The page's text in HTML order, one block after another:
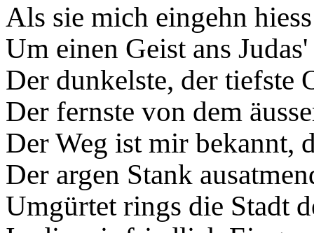
Als sie mich eingehn
Um einen Geist ans
Der dunkelste, der tiefste
Der fernste von dem
Der Weg ist mir bekannt,
Der argen Stank
Umgürtet rings die Stadt